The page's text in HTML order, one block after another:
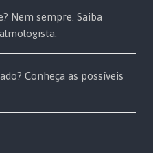
Nem sempre. Saiba
Conheça as possíveis